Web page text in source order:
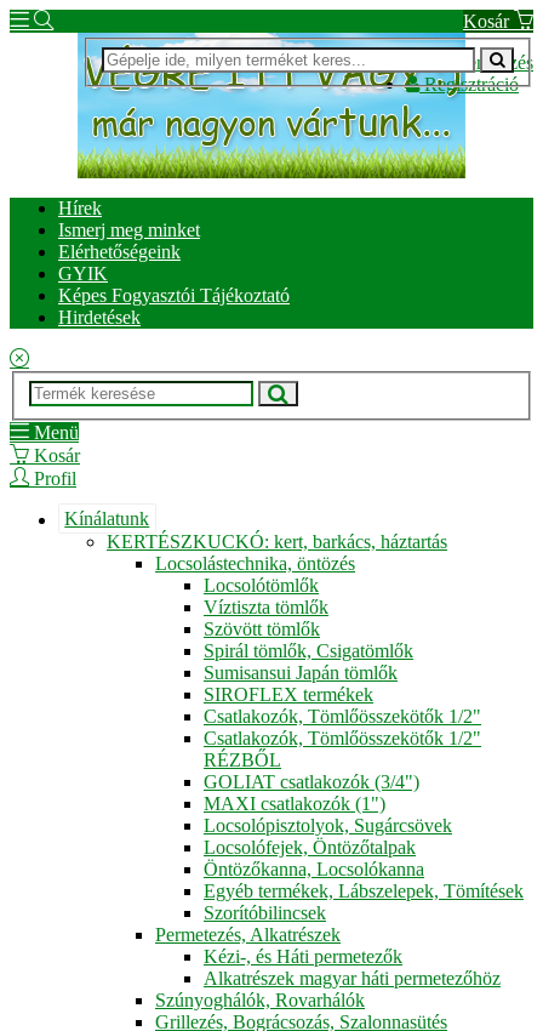
Kosár
Bejelentkezés
Regisztráció
Hírek
Ismerj meg minket
Elérhetőségeink
GYIK
Képes Fogyasztói Tájékoztató
Hirdetések
Menü
Kosár
Profil
Kínálatunk
KERTÉSZKUCKÓ: kert, barkács, háztartás
Locsolástechnika, öntözés
Locsolótömlők
Víztiszta tömlők
Szövött tömlők
Spirál tömlők, Csigatömlők
Sumisansui Japán tömlők
SIROFLEX termékek
Csatlakozók, Tömlőösszekötők 1/2"
Csatlakozók, Tömlőösszekötők 1/2"
RÉZBŐL
GOLIAT csatlakozók (3/4")
MAXI csatlakozók (1")
Locsolópisztolyok, Sugárcsövek
Locsolófejek, Öntözőtalpak
Öntözőkanna, Locsolókanna
Egyéb termékek, Lábszelepek, Tömítések
Szorítóbilincsek
Permetezés, Alkatrészek
Kézi-, és Háti permetezők
Alkatrészek magyar háti permetezőhöz
Szúnyoghálók, Rovarhálók
Grillezés, Bográcsozás, Szalonnasütés